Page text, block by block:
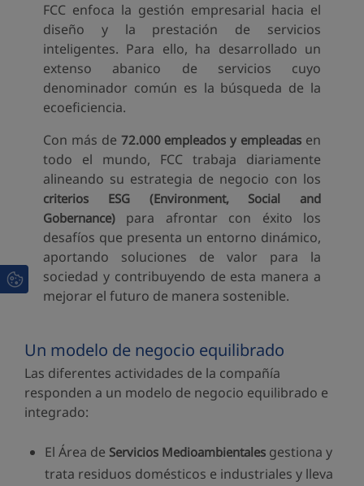
FCC enfoca la gestión empresarial hacia el
diseño y la prestación de servicios
inteligentes. Para ello, ha desarrollado un
extenso abanico de servicios cuyo
denominador común es la búsqueda de la
ecoeficiencia.
Con más de 72.000 empleados y empleadas en
todo el mundo, FCC trabaja diariamente
alineando su estrategia de negocio con los
criterios ESG
(Environment, Social and
Gobernance) para afrontar con éxito los
desafíos que presenta un entorno dinámico,
aportando soluciones de valor para la
sociedad y contribuyendo de esta manera a
mejorar el futuro de manera sostenible.
Un modelo de negocio equilibrado
Las diferentes actividades de la compañía
responden a un modelo de negocio equilibrado e
integrado:
El Área de Servicios Medioambientales gestiona y
trata residuos domésticos e industriales y lleva